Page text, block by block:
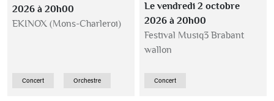
2026 à 20h00
EKINOX (Mons-Charleroi)
Concert Orchestre
Le vendredi 2 octobre
2026 à 20h00
Festival Musiq3 Brabant
wallon
Concert